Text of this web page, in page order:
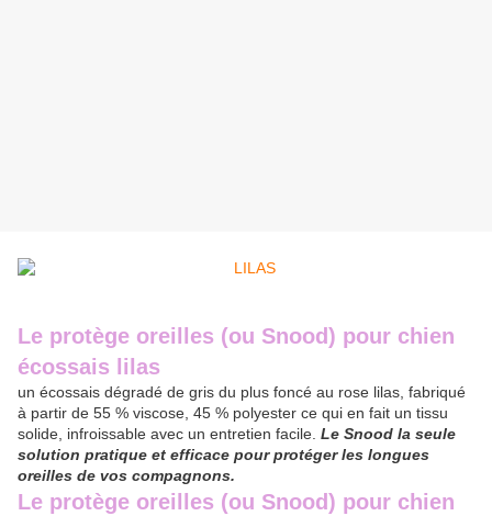
Le protège oreilles (ou Snood) pour chien
écossais lilas
un écossais dégradé de gris du plus foncé au rose lilas, fabriqué
à partir de 55 % viscose, 45 % polyester ce qui en fait un tissu
solide, infroissable avec un entretien facile. Le Snood la seule
solution pratique et efficace pour protéger les longues
oreilles de vos compagnons.
Le protège oreilles (ou Snood) pour chien